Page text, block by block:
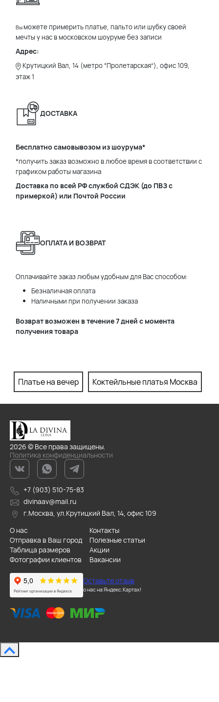
Вы можете примерить платье, пальто или шубку своей
мечты у нас в московском шоуруме без записи
Адрес:
Крутицкий Вал, 14 (метро “Пролетарская”), офис 109,
этаж 1
ДОСТАВКА
Бесплатно самовывозом из шоурума*
*получить заказ возможно в любое время в соответствии с
графиком работы магазина
Доставка по всей РФ службой СДЭК (до ПВЗ с
примеркой) или Почтой России
ОПЛАТА И ВОЗВРАТ
Оплачивайте заказ любым удобным для Вас способом:
Безналичная оплата
Наличными при получении заказа
Возврат возможен в течение 7 дней с момента
получения товара
Платье на вечер Коктейльные платья Москва
2026 © Все права защищены.
Политика конфиденциальности
+7 (903) 510-75-83
divinaav@mail.ru
г.Москва, ул.Крутицкий Вал, 14, офис 109
О нас
Контакты
Отправка в Ваш город
Полезные статьи
Таблица размеров
Акции
Фотографии клиентов
Вакансии
Оставьте отзыв
о нас на Яндекс.Картах!